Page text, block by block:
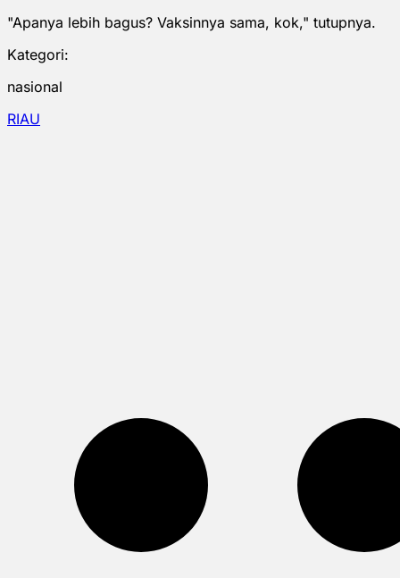
"Apanya lebih bagus? Vaksinnya sama, kok," tutupnya.
Kategori:
nasional
RIAU